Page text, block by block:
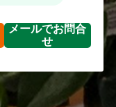
メールでお問合
せ